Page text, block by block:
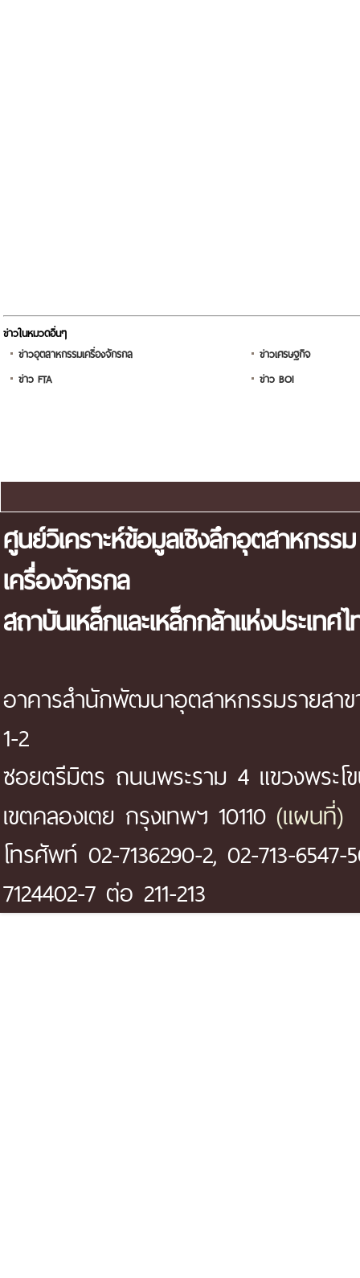
ข่าวในหมวดอื่นๆ
ข่าวอุตสาหกรรมเครื่องจักรกล
ข่าวเศรษฐกิจ
ข่าว FTA
ข่าว BOI
ศูนย์วิเคราะห์ข้อมูลเชิงลึกอุตสาหกรรม
เครื่องจักรกล
สถาบันเหล็กและเหล็กกล้าแห่งประเทศ
อาคารสำนักพัฒนาอุตสาหกรรมรายสา
1-2
ซอยตรีมิตร ถนนพระราม 4 แขวงพระโ
เขตคลองเตย กรุงเทพฯ 10110 (แผนที่)
โทรศัพท์ 02-7136290-2, 02-713-6547-
7124402-7 ต่อ 211-213